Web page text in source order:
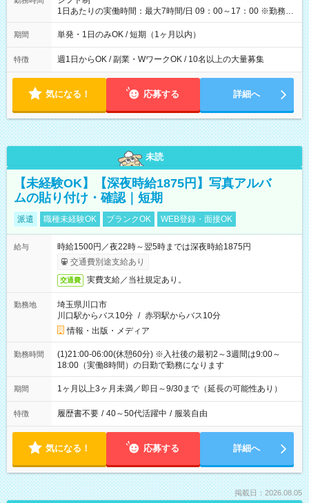
1日あたりの実働時間：最大7時間/日 09：00～17：00 ※勤務時
間は 試験により異なります。
期間 単発・1日のみOK / 短期（1ヶ月以内）
特徴 週1日からOK / 副業・WワークOK / 10名以上の大量募集
気になる！ 応募する 詳細へ
未読
【未経験OK】【深夜時給1875円】写真アルバ
ムの貼り付け・確認｜短期
派遣 職種未経験OK ブランクOK WEB登録・面接OK
給与
時給1500円／夜22時～翌5時までは深夜時給1875円
交通費別途支給あり
交通費 実費支給／当社規定あり。
勤務地
埼玉県川口市
川口駅からバス10分 / 赤羽駅からバス10分
情報・出版・メディア
勤務時間
(1)21:00-06:00(休憩60分) ※入社後の最初2～3週間は9:00～
18:00（実働8時間）の日勤で勤務になります
期間 1ヶ月以上3ヶ月未満／即日～9/30まで（延長の可能性あり）
特徴 履歴書不要 / 40～50代活躍中 / 服装自由
気になる！ 応募する 詳細へ
掲載日：2026.08.05